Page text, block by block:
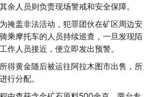
余人员则负责现场警戒和安全保障。
掩盖非法活动，犯罪团伙在矿区周边安
乘摩托车的人员持续巡查，一旦发现陌
作人员接近，便立即发出预警。
得黄金随后被运往阿拉木图市出售，所
行分配。